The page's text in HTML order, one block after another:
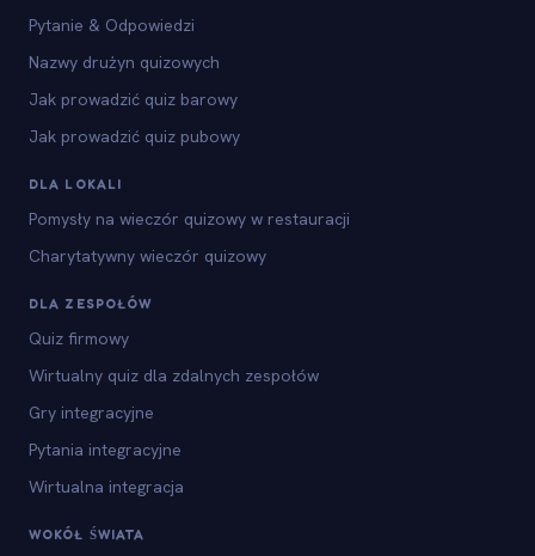
Pytanie & Odpowiedzi
Nazwy drużyn quizowych
Jak prowadzić quiz barowy
Jak prowadzić quiz pubowy
DLA LOKALI
Pomysły na wieczór quizowy w restauracji
Charytatywny wieczór quizowy
DLA ZESPOŁÓW
Quiz firmowy
Wirtualny quiz dla zdalnych zespołów
Gry integracyjne
Pytania integracyjne
Wirtualna integracja
WOKÓŁ ŚWIATA